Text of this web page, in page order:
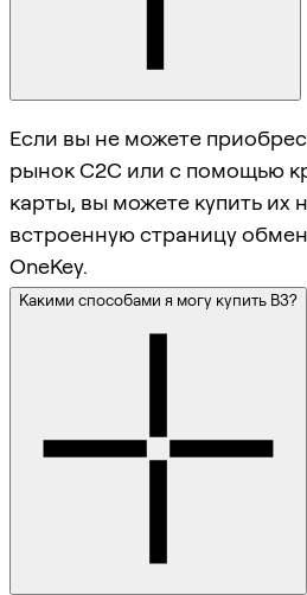
Если вы не можете
рынок C2C или с помощью
карты, вы можете купить их
встроенную страницу
OneKey.
Какими способами я могу купить B3?